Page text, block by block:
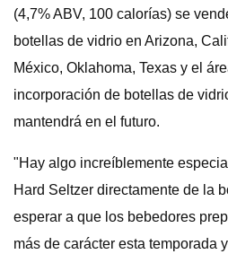
(4,7% ABV, 100 calorías) se
botellas de vidrio en Arizona,
México, Oklahoma, Texas y el
incorporación de botellas de
mantendrá en el futuro.
"Hay algo increíblemente
Hard Seltzer directamente de la
esperar a que los bebedores
más de carácter esta temporada